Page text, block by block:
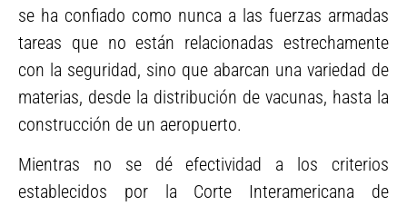
se ha confiado como nunca a las fuerzas armadas
tareas que no están relacionadas estrechamente
con la seguridad, sino que abarcan una variedad de
materias, desde la distribución de vacunas, hasta la
construcción de un aeropuerto.
Mientras no se dé efectividad a los criterios
establecidos por la Corte Interamericana de